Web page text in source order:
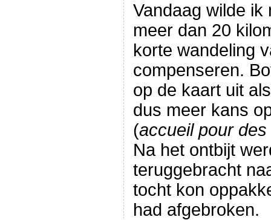
Vandaag wilde ik
meer dan 20
korte wandeling
compenseren.
op de kaart uit
dus meer kans
(accueil pour
Na het ontbijt
teruggebracht
tocht kon
had afgebroken.